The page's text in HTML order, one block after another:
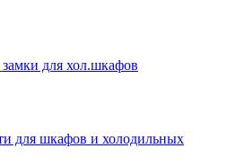
для хол.шкафов
для шкафов и холодильных